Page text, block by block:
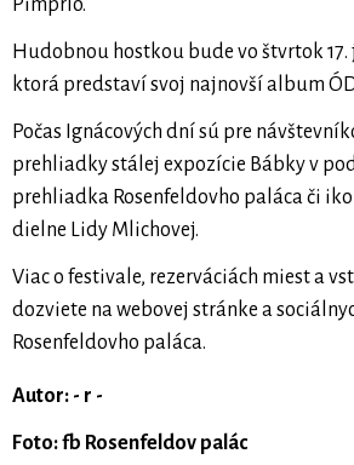
Pimprlo.
Hudobnou hostkou bude vo štvrtok 17.
ktorá predstaví svoj najnovší album
Počas Ignácových dní sú pre
prehliadky stálej expozície Bábky v
prehliadka Rosenfeldovho paláca či
dielne Lidy Mlichovej.
Viac o festivale, rezerváciách miest a
dozviete na webovej stránke a
Rosenfeldovho paláca.
Autor: - r -
Foto: fb Rosenfeldov palác